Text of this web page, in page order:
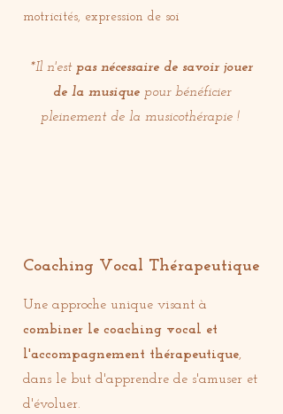
motricités, expression de soi​
*Il n'estpas nécessaire de savoir jouer
de la musique pour bénéficier
pleinement de la musicothérapie !
Coaching Vocal Thérapeutique
Une approche unique visant à
combiner le coaching vocal et
l'accompagnement thérapeutique,
dans le but d'apprendre de s'amuser et
d'évoluer.